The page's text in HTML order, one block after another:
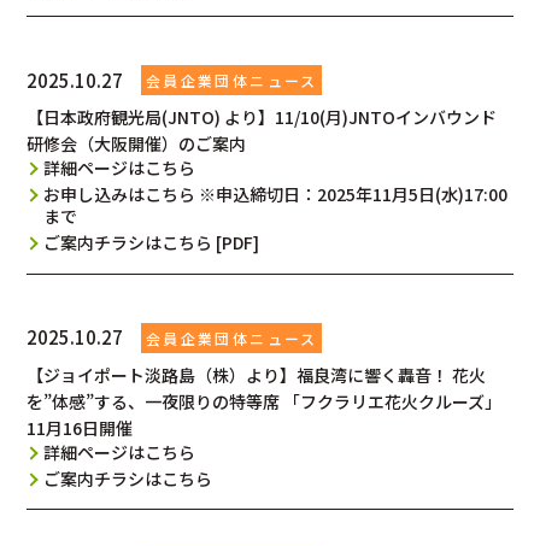
2025.10.27
【日本政府観光局(JNTO) より】11/10(月)JNTOインバウンド
研修会（大阪開催）のご案内
詳細ページはこちら
お申し込みはこちら ※申込締切日：2025年11月5日(水)17:00
まで
ご案内チラシはこちら [PDF]
2025.10.27
【ジョイポート淡路島（株）より】福良湾に響く轟音！ 花火
を”体感”する、一夜限りの特等席 「フクラリエ花火クルーズ」
11月16日開催
詳細ページはこちら
ご案内チラシはこちら